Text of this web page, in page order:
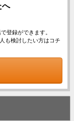
へ
登録ができます。
も検討したい方はコチ